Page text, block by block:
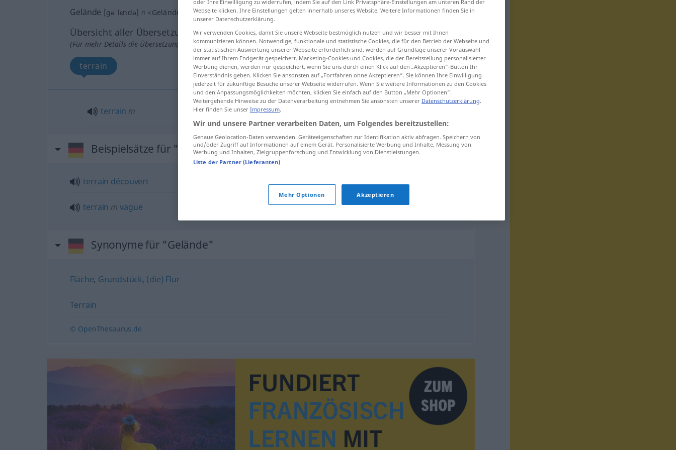
Gelände [gəˈlɛndə] n <Geländes Gelände >
Übersicht aller Übersetzungen
(Für mehr Details die Übersetzung anklicken/antippen)
terrain
terrain m
Beispielsätze für "Gelände"
terrain découvert
terrain m vague freies Gelände
Synonyme für "Gelände"
Fläche, Grundstück, (die) Flur
Terrain
© OpenThesaurus.de
oder Ihre Einwilligung zu widerrufen, indem Sie auf den Link Privatsphäre-Einstellungen am unteren Rand der
Webseite klicken. Ihre Einstellungen gelten innerhalb unseres Website. Weitere Informationen finden Sie in
unserer Datenschutzerklärung.
Wir verwenden Cookies, damit Sie unsere Webseite bestmöglich nutzen und wir besser mit Ihnen
kommunizieren können. Notwendige, funktionale und statistische Cookies, die für den Betrieb der Webseite und
der statistischen Auswertung unserer Webseite erforderlich sind, werden auf Grundlage unserer Vorauswahl
immer auf Ihrem Endgerät gespeichert. Marketing-Cookies und Cookies, die der Bereitstellung personalisierter
Werbung dienen, werden nur gespeichert, wenn Sie uns durch einen Klick auf den „Akzeptieren“-Button Ihr
Einverständnis geben. Klicken Sie ansonsten auf „Fortfahren ohne Akzeptieren“. Sie können Ihre Einwilligung
jederzeit für zukünftige Besuche unserer Webseite widerrufen. Wenn Sie weitere Informationen zu den Cookies
und den Anpassungsmöglichkeiten möchten, klicken Sie einfach auf den Button „Mehr Optionen“.
Weitergehende Hinweise zu der Datenverarbeitung entnehmen Sie ansonsten unserer Datenschutzerklärung.
Hier finden Sie unser Impressum.
Wir und unsere Partner verarbeiten Daten, um Folgendes bereitzustellen:
Genaue Geolocation-Daten verwenden. Geräteeigenschaften zur Identifikation aktiv abfragen. Speichern von
und/oder Zugriff auf Informationen auf einem Gerät. Personalisierte Werbung und Inhalte, Messung von
Werbung und Inhalten, Zielgruppenforschung und Entwicklung von Dienstleistungen.
Liste der Partner (Lieferanten)
Mehr Optionen Akzeptieren